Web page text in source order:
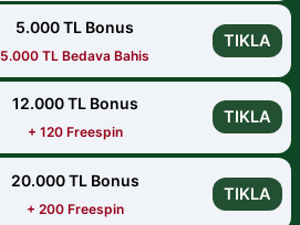
5.000 TL Bonus
5.000 TL Bedava Bahis
TIKLA
12.000 TL Bonus
+ 120 Freespin
TIKLA
20.000 TL Bonus
+ 200 Freespin
TIKLA